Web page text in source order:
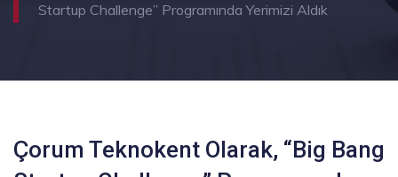
Startup Challenge” Programında Yerimizi Aldık
Çorum Teknokent Olarak, “Big Bang